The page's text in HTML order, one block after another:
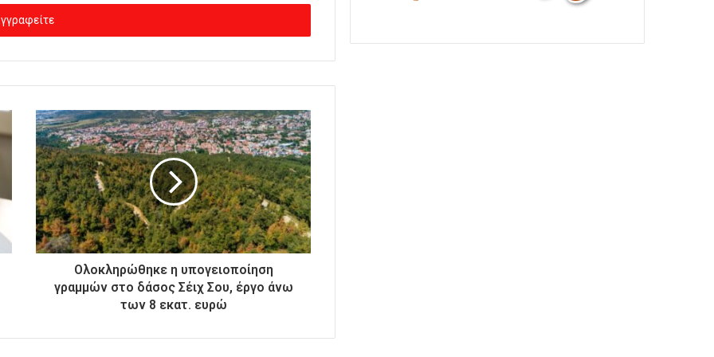
Ολοκληρώθηκε η υπογειοποίηση
γραμμών στο δάσος Σέιχ Σου, έργο άνω
των 8 εκατ. ευρώ